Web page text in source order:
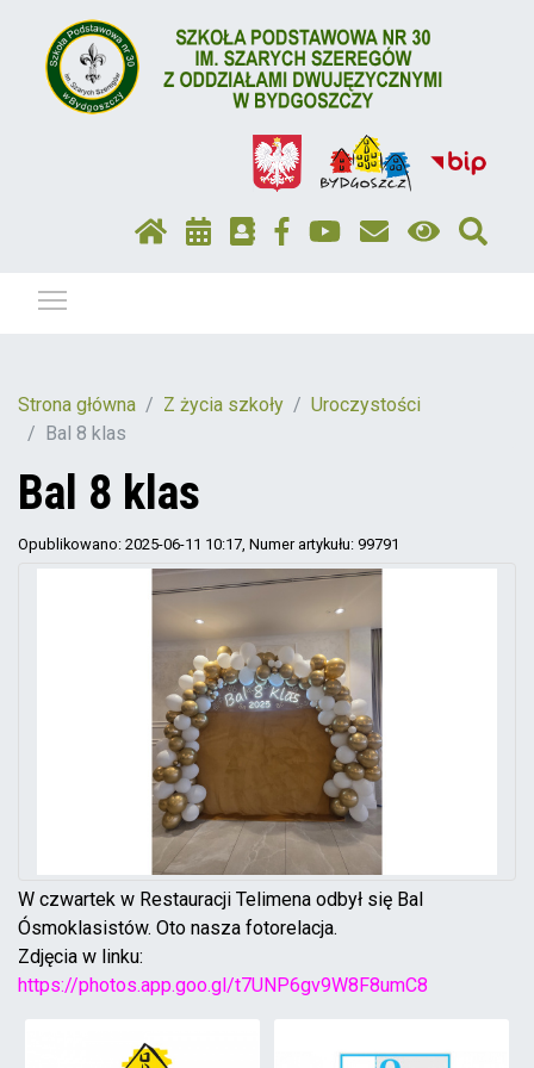
Strona główna Z życia szkoły
Uroczystości
Bal 8 klas
Bal 8 klas
Opublikowano: 2025-06-11 10:17 , Numer artykułu: 99791
W czwartek w Restauracji Telimena odbył się Bal
Ósmoklasistów. Oto nasza fotorelacja.
Zdjęcia w linku:
https://photos.app.goo.gl/t7UNP6gv9W8F8umC8